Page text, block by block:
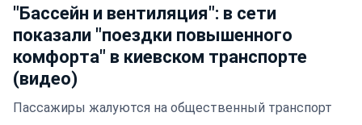
"Бассейн и вентиляция": в сети
показали "поездки повышенного
комфорта" в киевском транспорте
(видео)
Пассажиры жалуются на общественный транспорт